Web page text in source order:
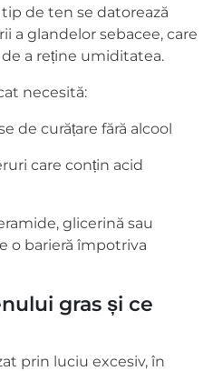
de ten se datorează
a glandelor sebacee, care
a reține umiditatea.
necesită:
de curățare fără alcool
care conțin acid
glicerină sau
o barieră împotriva
gras și ce
prin luciu excesiv, în